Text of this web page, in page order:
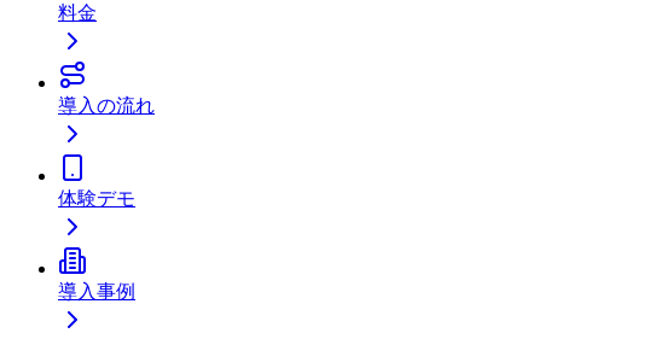
料金
導入の流れ
体験デモ
導入事例